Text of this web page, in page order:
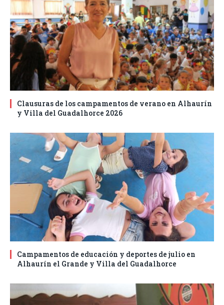
Clausuras de los campamentos de verano en Alhaurín
y Villa del Guadalhorce 2026
Campamentos de educación y deportes de julio en
Alhaurín el Grande y Villa del Guadalhorce